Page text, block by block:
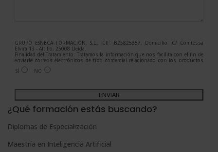
GRUPO ESNECA FORMACIÓN, S.L., CIF: B25825357, Domicilio: C/ Comtessa
Elvira 13 - Altillo, 25008 Lleida.
Finalidad del Tratamiento: Tratamos la información que nos facilita con el fin de
enviarle correos electrónicos de tipo comercial relacionado con los productos
ofrecidos y otros tipo de productos que fueran de su interés.
Legitimación del tratamiento: Consentimiento del interesado.
Para más información consulte nuestra Política de Privacidad.
Desea recibir información comercial (vía telefónica y/o email):
SÍ NO
A
l
e
r
¿Qué formación estás buscando?
Diplomas de Especialización
Maestría en Inteligencia Artificial